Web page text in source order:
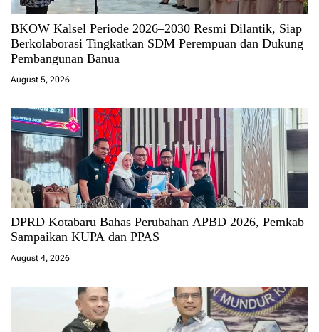
BKOW Kalsel Periode 2026–2030 Resmi Dilantik, Siap
Berkolaborasi Tingkatkan SDM Perempuan dan Dukung
Pembangunan Banua
August 5, 2026
DPRD Kotabaru Bahas Perubahan APBD 2026, Pemkab
Sampaikan KUPA dan PPAS
August 4, 2026